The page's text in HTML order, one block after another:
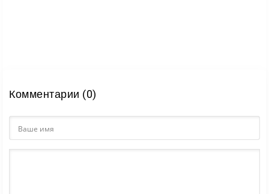
Комментарии (0)